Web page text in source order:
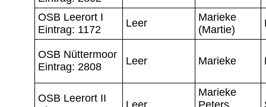
OSB Leerort I
Eintrag: 1172
Leer
Marieke
(Martie)
OSB Nüttermoor
Eintrag: 2808
Leer Marieke
OSB Leerort II
Leer
Marieke
Peters